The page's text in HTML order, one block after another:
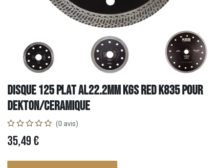
DISQUE 125 PLAT AL22.2mm KGS RED K835 POUR
DEKTON/CERAMIQUE
(0 avis)
35,49€